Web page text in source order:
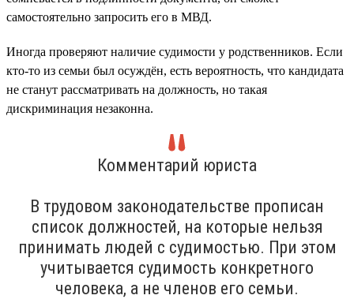
самостоятельно запросить его в МВД.
Иногда проверяют наличие судимости у родственников. Если
кто-то из семьи был осуждён, есть вероятность, что кандидата
не станут рассматривать на должность, но такая
дискриминация незаконна.
Комментарий юриста
В трудовом законодательстве прописан
список должностей, на которые нельзя
принимать людей с судимостью. При этом
учитывается судимость конкретного
человека, а не членов его семьи.